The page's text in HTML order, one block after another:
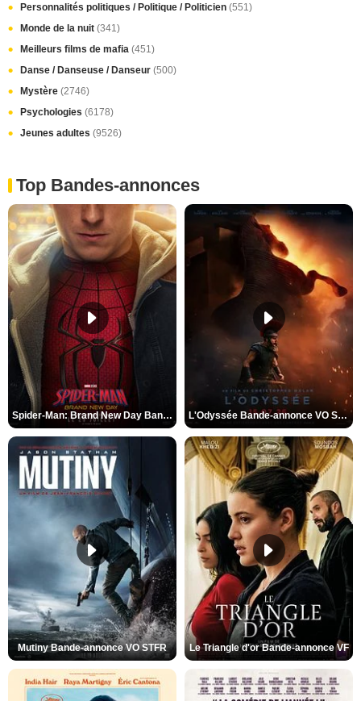
Personnalités politiques / Politique / Politicien (551)
Monde de la nuit (341)
Meilleurs films de mafia (451)
Danse / Danseuse / Danseur (500)
Mystère (2746)
Psychologies (6178)
Jeunes adultes (9526)
Top Bandes-annonces
Spider-Man: Brand New Day Bande-annonce VO STFR L'Odyssée Bande-annonce VO STFR
Mutiny Bande-annonce VO STFR Le Triangle d'or Bande-annonce VF